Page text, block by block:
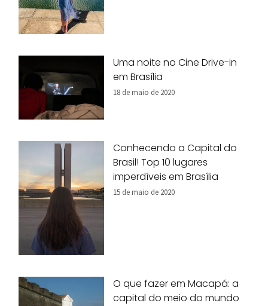
Uma noite no Cine Drive-in
em Brasília
18 de maio de 2020
Conhecendo a Capital do
Brasil! Top 10 lugares
imperdíveis em Brasília
15 de maio de 2020
O que fazer em Macapá: a
capital do meio do mundo